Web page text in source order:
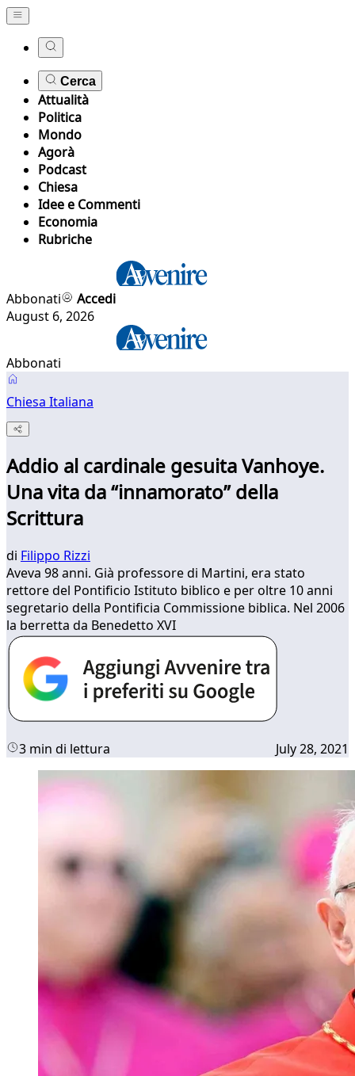
Cerca
Attualità
Politica
Mondo
Agorà
Podcast
Chiesa
Idee e Commenti
Economia
Rubriche
Abbonati
Accedi
August 6, 2026
Abbonati
Chiesa Italiana
Addio al cardinale gesuita Vanhoye.
Una vita da “innamorato” della
Scrittura
di Filippo Rizzi
Aveva 98 anni. Già professore di Martini, era stato
rettore del Pontificio Istituto biblico e per oltre 10 anni
segretario della Pontificia Commissione biblica. Nel 2006
la berretta da Benedetto XVI
3 min di lettura July 28, 2021